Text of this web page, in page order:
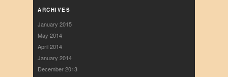
ARCHIVES
January 2015
May 2014
April 2014
January 2014
December 2013